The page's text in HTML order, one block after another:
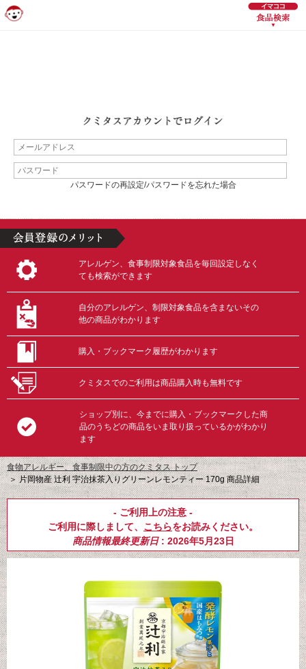
パスワードの再設定/パスワードを忘れた場合
アレルゲン、食事制限対象食品を毎回設定しなく
ても検索ができます
自分のアレルゲン、制限対象食品を含まないその
他の商品がわかります
購入・ブックマーク履歴がわかります
クミタスでのご利用は商品購入時も無料です
ショップ別に、今までに購入・ブックマークした商
品のうちどの商品をいま取り扱っているかがわかり
ます
食物アレルギー、食事制限中の方のクミタス トップ
＞片岡物産 辻利 宇治抹茶入りグリーンレモンティー 170g 商品詳細
- ご利用上の注意 -
ご利用に際しまして、 こちらをお読みください。
商品情報最終更新日: 2026年5月23日